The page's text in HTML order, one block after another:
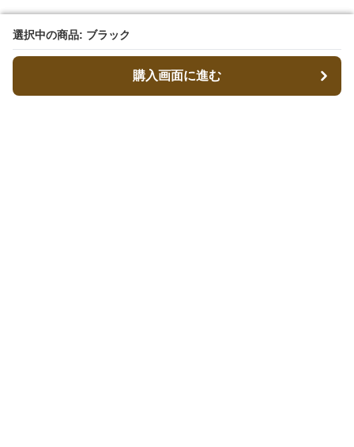
選択中の商品: ブラック
購入画面に進む
選択中の商品: ブラック
購入画面に進む